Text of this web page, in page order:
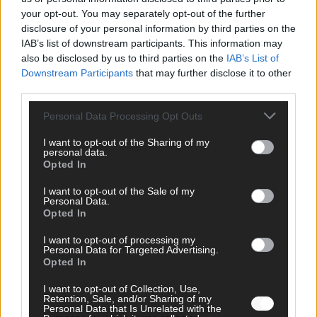
your opt-out. You may separately opt-out of the further
disclosure of your personal information by third parties on the
IAB’s list of downstream participants. This information may
also be disclosed by us to third parties on the IAB’s List of
Downstream Participants that may further disclose it to other
Personal Data Processing Opt Outs
I want to opt-out of the Sharing of my
personal data.
Opted In
I want to opt-out of the Sale of my
Personal Data.
Opted In
I want to opt-out of processing my
Personal Data for Targeted Advertising.
Opted In
I want to opt-out of Collection, Use,
Retention, Sale, and/or Sharing of my
Personal Data that Is Unrelated with the
SCHNELL ZUM RESSORT
Nachrichten
Politik
Ratgeber
Kommentar
Streams & Storys
Eurovision
FLASH – DAS VIDEOPORTAL